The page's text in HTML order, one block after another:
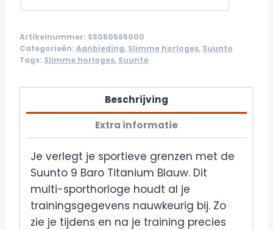
Artikelnummer: SS050565000
Categorieën: Aanbieding, Slimme horloges, Suunto
Tags: Slimme horloges, Suunto
Beschrijving
Extra informatie
Je verlegt je sportieve grenzen met de
Suunto 9 Baro Titanium Blauw. Dit
multi-sporthorloge houdt al je
trainingsgegevens nauwkeurig bij. Zo
zie je tijdens en na je training precies